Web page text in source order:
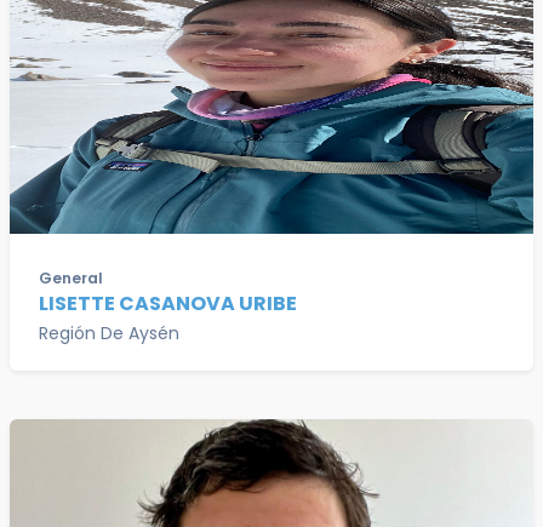
General
LISETTE CASANOVA URIBE
Región De Aysén